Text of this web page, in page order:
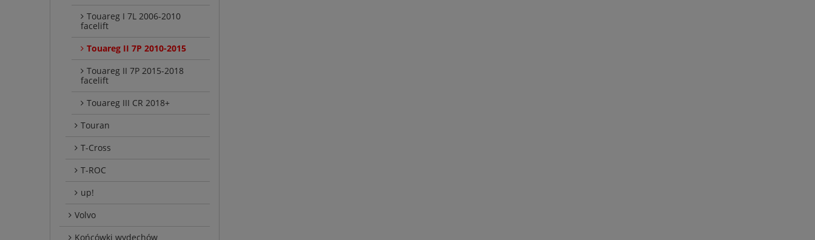
Touareg I 7L 2006-2010
facelift
Touareg II 7P 2010-2015
Touareg II 7P 2015-2018
facelift
Touareg III CR 2018+
Touran
T-Cross
T-ROC
up!
Volvo
Końcówki wydechów